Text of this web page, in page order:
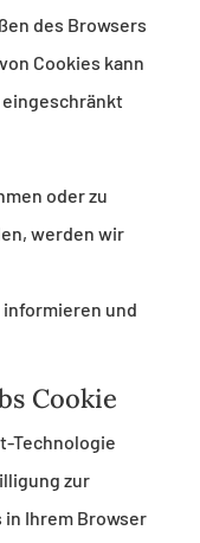
des Browsers
Cookies kann
oder zu
werden wir
und
Cookie
Technologie
zur
Ihrem Browser